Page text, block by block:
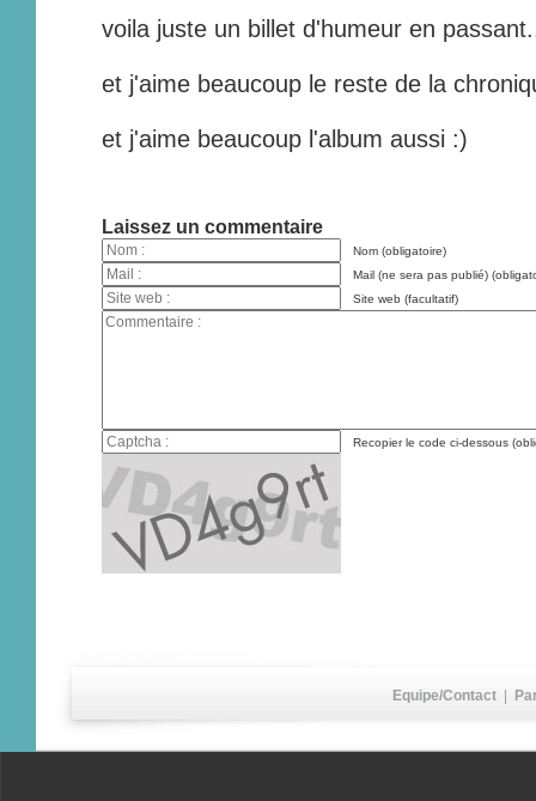
voila juste un billet d'humeur en
et j'aime beaucoup le reste de la
et j'aime beaucoup l'album aussi :)
Laissez un commentaire
Nom (obligatoire)
Mail (ne sera pas publié)
Site web (facultatif)
Recopier le code ci-dessous
Equipe/Contact